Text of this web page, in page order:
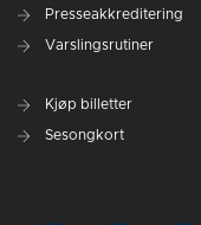
Presseakkreditering
Varslingsrutiner
Kjøp billetter
Sesongkort